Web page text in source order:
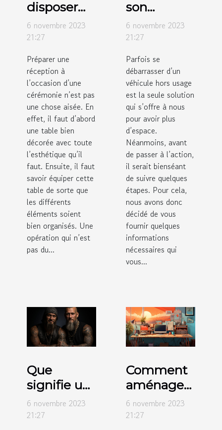
disposer
des verres
sur des
réception ?
6 novembre 2023
21:27
Préparer une
réception à
l’occasion d’une
cérémonie n’est pas
une chose aisée. En
effet, il faut d’abord
une table bien
décorée avec toute
l’esthétique qu’il
faut. Ensuite, il faut
savoir équiper cette
table de sorte que
les différents
éléments soient
bien organisés. Une
opération qui n’est
pas du...
son
véhicule
hors usage
y procédé ?
6 novembre 2023
21:27
Parfois se
débarrasser d’un
véhicule hors usage
est la seule solution
qui s’offre à nous
pour avoir plus
d’espace.
Néanmoins, avant
de passer à l’action,
il serait bienséant
de suivre quelques
étapes. Pour cela,
nous avons donc
décidé de vous
fournir quelques
informations
nécessaires qui
vous...
Que
signifie un
tatouage
tête-de-
6 novembre 2023
21:27
Comment
aménager
votre
espace de
6 novembre 2023
21:27